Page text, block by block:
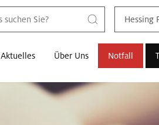
Hessing
Aktuelles Über Uns Notfall